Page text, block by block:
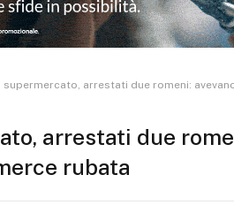
supermercato, arrestati due romeni:
arrestati due
rubata